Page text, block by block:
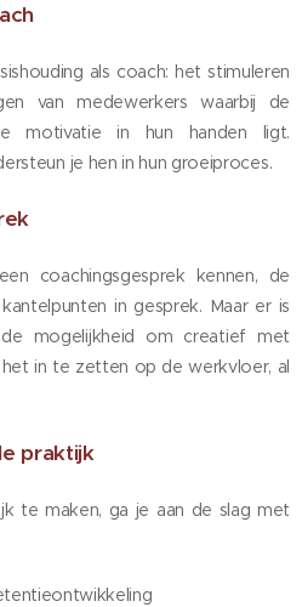
als coach: het stimuleren
van medewerkers waarbij de
motivatie in hun handen ligt.
je hen in hun groeiproces.
coachingsgesprek kennen, de
in gesprek. Maar er is
mogelijkheid om creatief met
in te zetten op de werkvloer, al
praktijk
te maken, ga je aan de slag met